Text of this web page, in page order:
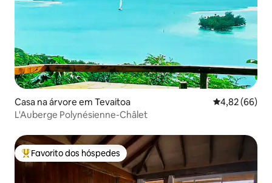
Casa na árvore em Tevaitoa Classificação
4,82 (66)
L'Auberge Polynésienne-Châlet
Favoritos dos hóspedes mais apreciados
Favorito dos hóspedes